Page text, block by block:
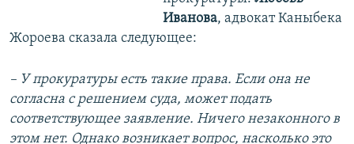
Иванова, адвокат Каныбека
Жороева сказала следующее:
– У прокуратуры есть такие права. Если она не
согласна с решением суда, может подать
соответствующее заявление. Ничего незаконного в
этом нет. Однако возникает вопрос, насколько это